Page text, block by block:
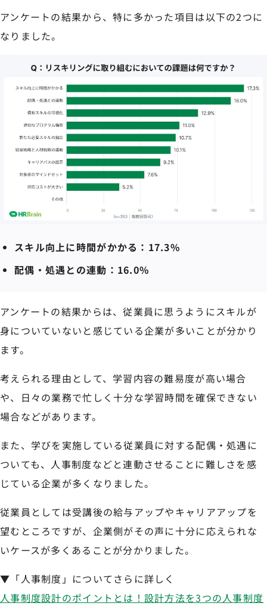
アンケートの結果から、特に多かった項目は以下の2つに
なりました。
スキル向上に時間がかかる：17.3%
配偶・処遇との連動：16.0%
アンケートの結果からは、従業員に思うようにスキルが
身についていないと感じている企業が多いことが分かり
ます。
考えられる理由として、学習内容の難易度が高い場合
や、日々の業務で忙しく十分な学習時間を確保できない
場合などがあります。
また、学びを実施している従業員に対する配偶・処遇に
ついても、人事制度などと連動させることに難しさを感
じている企業が多くなりました。
従業員としては受講後の給与アップやキャリアアップを
望むところですが、企業側がその声に十分に応えられな
いケースが多くあることが分かりました。
▼「人事制度」についてさらに詳しく
人事制度設計のポイントとは！設計方法を3つの人事制度